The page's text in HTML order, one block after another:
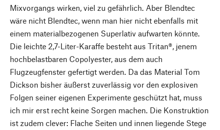
Mixvorgangs wirken, viel zu gefährlich. Aber Blendtec
wäre nicht Blendtec, wenn man hier nicht ebenfalls mit
einem materialbezogenen Superlativ aufwarten könnte.
Die leichte 2,7-Liter-Karaffe besteht aus Tritan®, jenem
hochbelastbaren Copolyester, aus dem auch
Flugzeugfenster gefertigt werden. Da das Material Tom
Dickson bisher äußerst zuverlässig vor den explosiven
Folgen seiner eigenen Experimente geschützt hat, muss
ich mir erst recht keine Sorgen machen. Die Konstruktion
ist zudem clever: Flache Seiten und innen liegende Stege